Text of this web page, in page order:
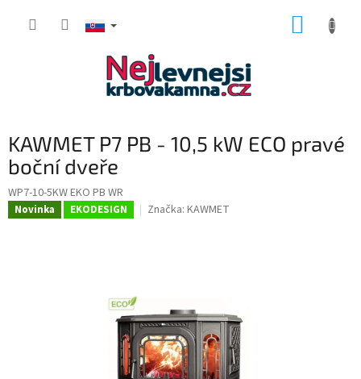
KAWMET P7 PB - 10,5 kW ECO pravé
boční dveře
WP7-10-5KW EKO PB WR
Novinka EKODESIGN Značka: KAWMET